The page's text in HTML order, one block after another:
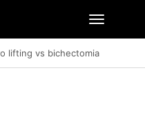
lifting vs bichectomia